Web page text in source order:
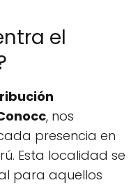
el
, nos
presencia en
Esta localidad se
para aquellos